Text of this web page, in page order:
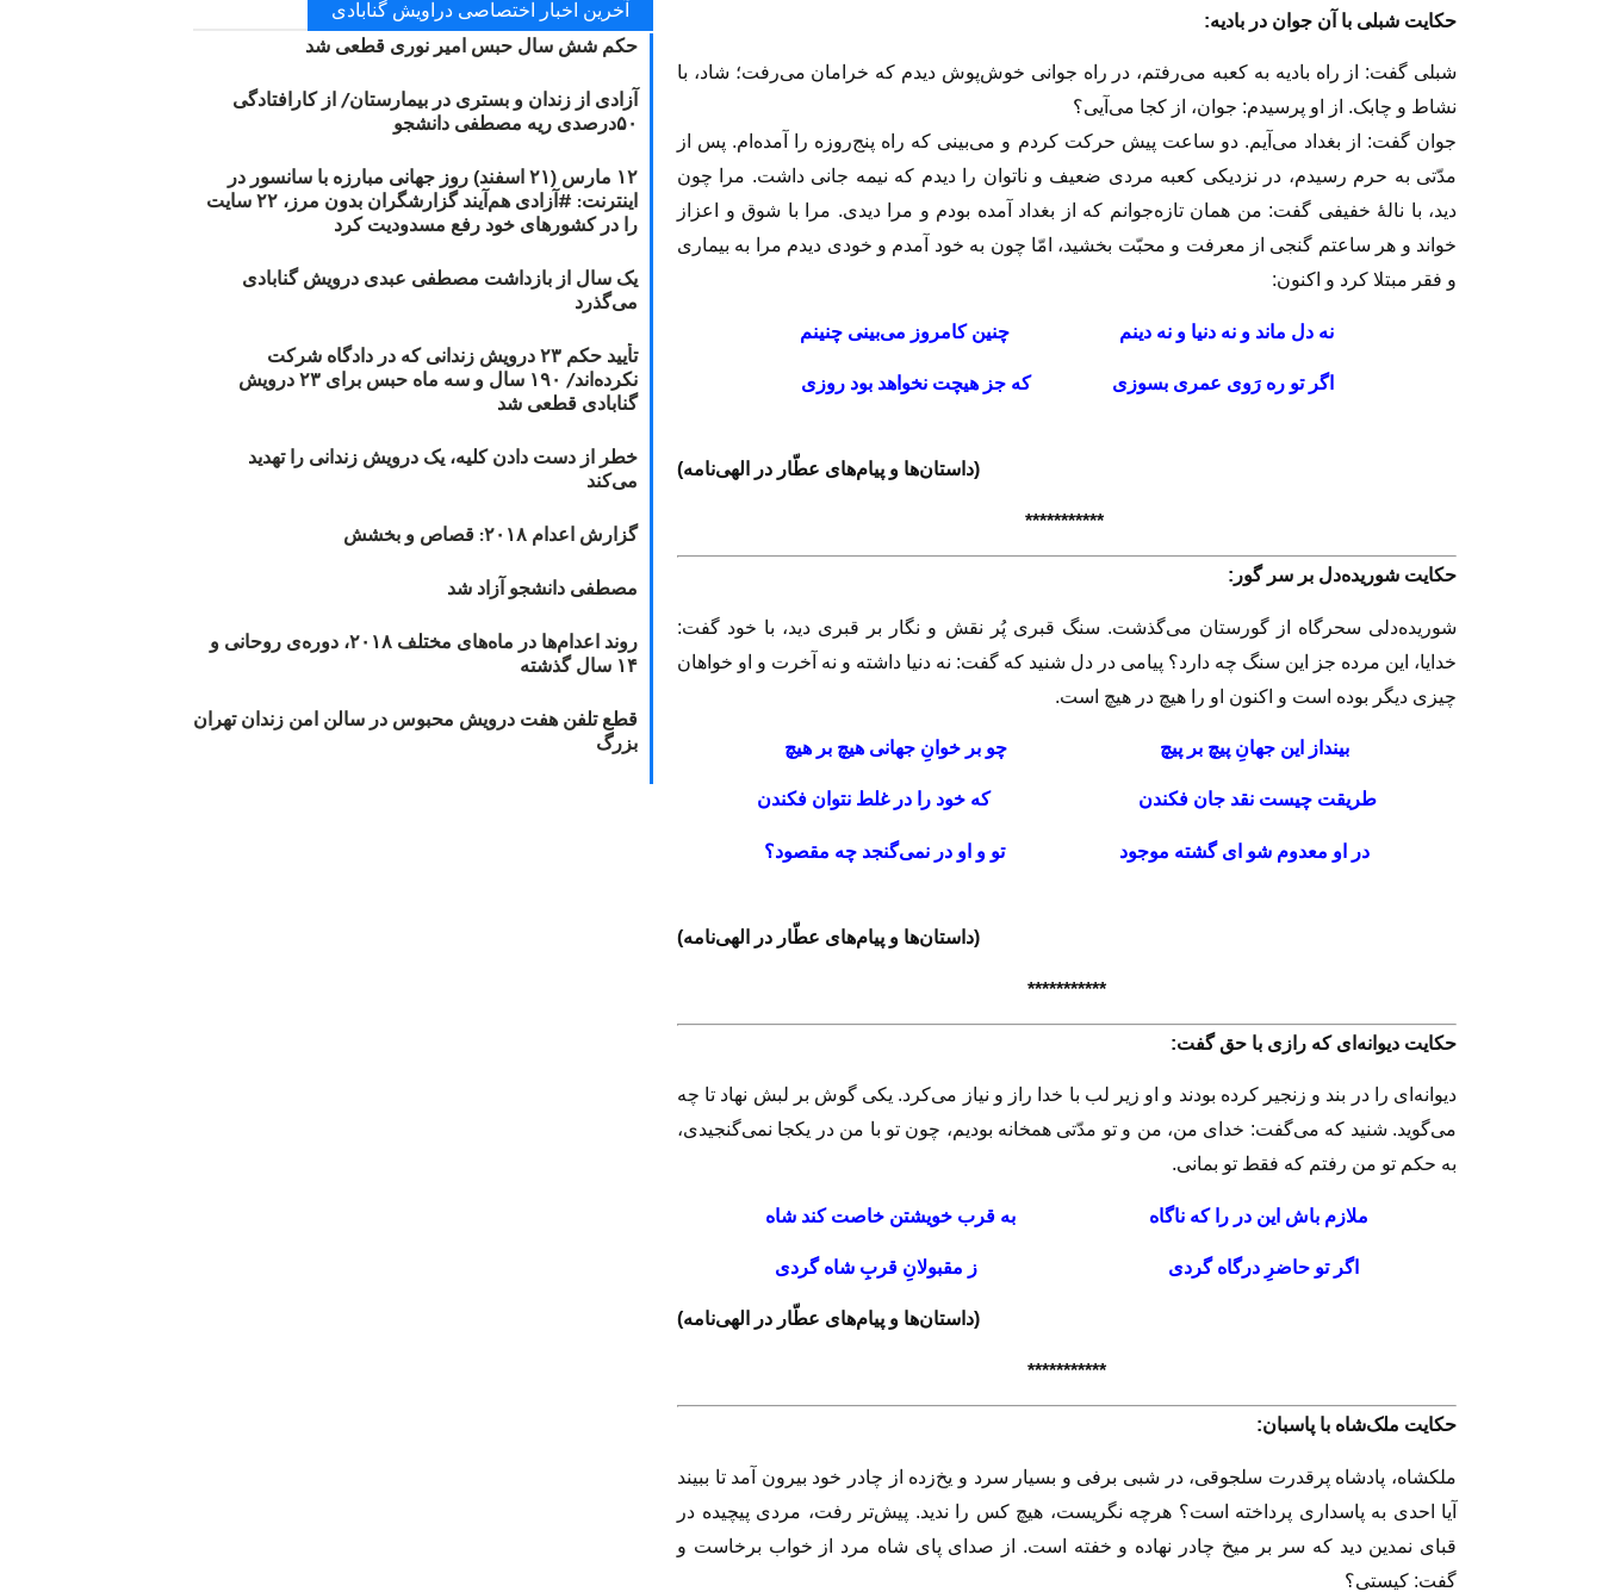
حكايت شبلى با آن جوان در باديه:
شبلى گفت: از راه باديه به كعبه مى‌رفتم، در راه جوانى خوش‌پوش ديدم كه خرامان مى‌رفت؛ شاد، با
نشاط و چابک. از او پرسيدم: جوان، از كجا مى‌آيى؟
جوان گفت: از بغداد مى‌آيم. دو ساعت پيش حركت كردم و مى‌بينى كه راه پنج‌روزه را آمده‌ام. پس از
مدّتى به حرم رسيدم، در نزديكى كعبه مردى ضعيف و ناتوان را ديدم كه نيمه جانى داشت. مرا چون
ديد، با نالهٔ خفيفى گفت: من همان تازه‌جوانم كه از بغداد آمده بودم و مرا ديدى. مرا با شوق و اعزاز
خواند و هر ساعتم گنجى از معرفت و محبّت بخشيد، امّا چون به خود آمدم و خودى ديدم مرا به بيمارى
و فقر مبتلا كرد و اكنون:
نه دل ماند و نه دنيا و نه دينم چنين كامروز مى‌بينى چنينم
اگر تو ره رَوى عمرى بسوزى كه جز هيچت نخواهد بود روزى
(داستان‌ها و پيام‌هاى عطّار در الهى‌نامه)
***********
حكايت شوريده‌دل بر سر گور:
شوريده‌دلى سحرگاه از گورستان مى‌گذشت. سنگ قبرى پُر نقش و نگار بر قبرى ديد، با خود گفت:
خدايا، اين مرده جز اين سنگ چه دارد؟ پيامى در دل شنيد كه گفت: نه دنيا داشته و نه آخرت و او خواهان
چيزى ديگر بوده است و اكنون او را هيچ در هيچ است.
بينداز اين جهانِ پيچ بر پيچ چو بر خوانِ جهانى هيچ بر هيچ
طريقت چيست نقد جان فكندنكه خود را در غلط نتوان فكندن
در او معدوم شو اى گشته موجودتو و او در نمى‌گنجد چه مقصود؟
(داستان‌ها و پيام‌هاى عطّار در الهى‌نامه)
**
*****
**
**
حكايت ديوانه‌اى كه رازى با حق گفت:
ديوانه‌اى را در بند و زنجير كرده بودند و او زير لب با خدا راز و نياز مى‌كرد. يكى گوش بر لبش نهاد تا چه
مى‌گويد. شنيد كه مى‌گفت: خداى من، من و تو مدّتى همخانه بوديم، چون تو با من در يكجا نمى‌گنجيدى،
به حكم تو من رفتم كه فقط تو بمانى.
ملازم باش اين در را كه ناگاه به قرب خويشتن خاصت كند شاه
اگر تو حاضرِ درگاه گردى ز مقبولانِ قربِ شاه گردى
(داستان‌ها و پيام‌هاى عطّار در الهى‌نامه)
***********
حكايت ملک‌شاه با پاسبان:
ملكشاه، پادشاه پرقدرت سلجوقى، در شبى برفى و بسيار سرد و يخ‌زده از چادر خود بيرون آمد تا ببيند
آيا احدى به پاسدارى پرداخته است؟ هرچه نگريست، هيچ كس را نديد. پيش‌تر رفت، مردى پيچيده در
قباى نمدين ديد كه سر بر ميخ چادر نهاده و خفته است. از صداى پاى شاه مرد از خواب برخاست و
گفت: كيستى؟
آخرین اخبار اختصاصی دراویش گنابادی
حکم شش سال حبس امیر نوری قطعی شد
آزادی از زندان و بستری در بیمارستان/ از کارافتادگی
۵۰درصدی ریه مصطفی دانشجو
۱۲ مارس (۲۱ اسفند) روز جهانی مبارزه با سانسور در
اینترنت: #آزادی هم‌آیند گزارشگران‌ بدون مرز، ۲۲ سایت
را در کشورهای خود رفع مسدودیت کرد
یک سال از بازداشت مصطفی عبدی درویش گنابادی
می‌گذرد
تأیید حکم ۲۳ درویش زندانی که در دادگاه شرکت
نکرده‌اند/ ۱۹۰ سال و سه ماه حبس برای ۲۳ درویش
گنابادی قطعی شد
خطر از دست دادن کلیه، یک درویش زندانی را تهدید
می‌کند
گزارش اعدام ۲۰۱۸: قصاص و بخشش
مصطفی دانشجو آزاد شد
روند اعدام‌ها در ماه‌های مختلف ۲۰۱۸، دوره‌ی روحانی و
۱۴ سال گذشته
قطع تلفن هفت درویش محبوس در سالن امن زندان تهران
بزرگ